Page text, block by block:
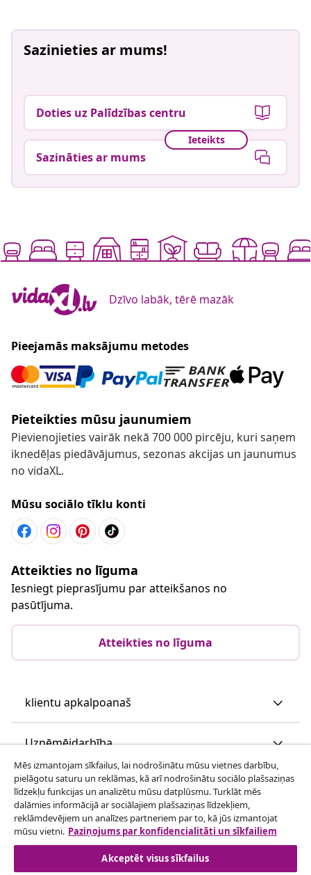
Sazinieties ar mums!
Doties uz Palīdzības centru
Ieteikts
Sazināties ar mums
Dzīvo labāk, tērē mazāk
Pieejamās maksājumu metodes
Pieteikties mūsu jaunumiem
Pievienojieties vairāk nekā 700 000 pircēju, kuri saņem
iknedēļas piedāvājumus, sezonas akcijas un jaunumus
no vidaXL.
Mūsu sociālo tīklu konti
Atteikties no līguma
Iesniegt pieprasījumu par atteikšanos no
pasūtījuma.
Atteikties no līguma
klientu apkalpoanaš
Uzņēmējdarbība
vidaXL
Apskatiet vairāk
Mēs izmantojam sīkfailus, lai nodrošinātu mūsu vietnes darbību,
pielāgotu saturu un reklāmas, kā arī nodrošinātu sociālo plašsaziņas
līdzekļu funkcijas un analizētu mūsu datplūsmu. Turklāt mēs
dalāmies informācijā ar sociālajiem plašsaziņas līdzekļiem,
reklāmdevējiem un analīzes partneriem par to, kā jūs izmantojat
mūsu vietni. Paziņojums par konfidencialitāti un sīkfailiem
Akceptēt visus sīkfailus